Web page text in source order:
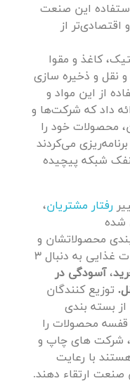
این صنعت
از
کاغذ و مقوا
و نقل و ذخیره سازی
از این مواد و
داد که شرکت‌ها و
محصولات خود را
می‌کردند
شبکه پیچیده
رفتار مشتریان،
شده
محصولاتشان و
مخصوصا بسته بندی‌های محصولات غذایی به دنبال 3
،آسودگی در
توزیع کنندگان
از بسته بندی
قفسه محصولات را
شرکت های چاپ و
با رعایت
صنعت ارتقاء دهند.